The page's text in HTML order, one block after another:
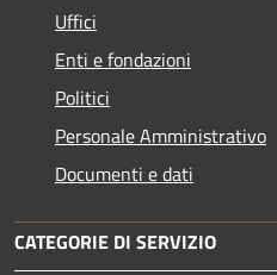
Uffici
Enti e fondazioni
Politici
Personale Amministrativo
Documenti e dati
CATEGORIE DI SERVIZIO